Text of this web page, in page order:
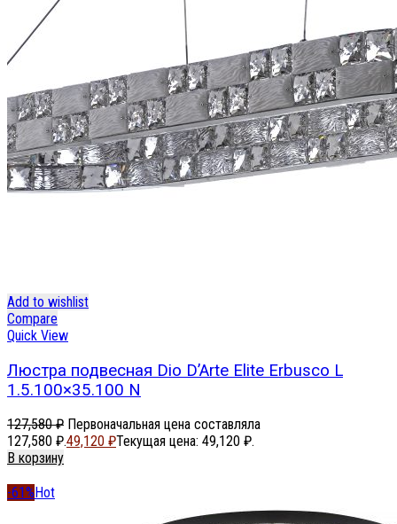
Add to wishlist
Compare
Quick View
Люстра подвесная Dio D’Arte Elite Erbusco L
1.5.100×35.100 N
127,580₽ Первоначальная цена составляла
127,580 ₽.49,120 ₽Текущая цена: 49,120 ₽.
В корзину
-61% Hot